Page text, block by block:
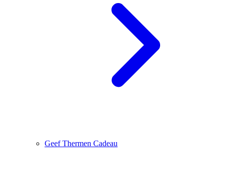
Geef Thermen Cadeau